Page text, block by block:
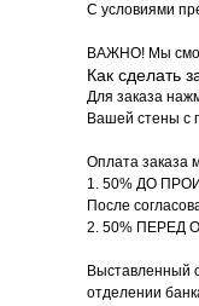
С условиями
ВАЖНО! Мы
Как сделать
Для заказа
Вашей стены с
Оплата заказа
1. 50% ДО
После
2. 50% ПЕРЕД
Выставленный
отделении